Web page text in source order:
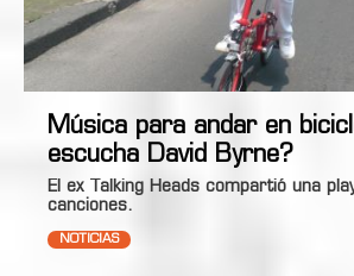
Música para andar en
escucha David Byrne?
El ex Talking Heads compartió una
canciones.
NOTICIAS